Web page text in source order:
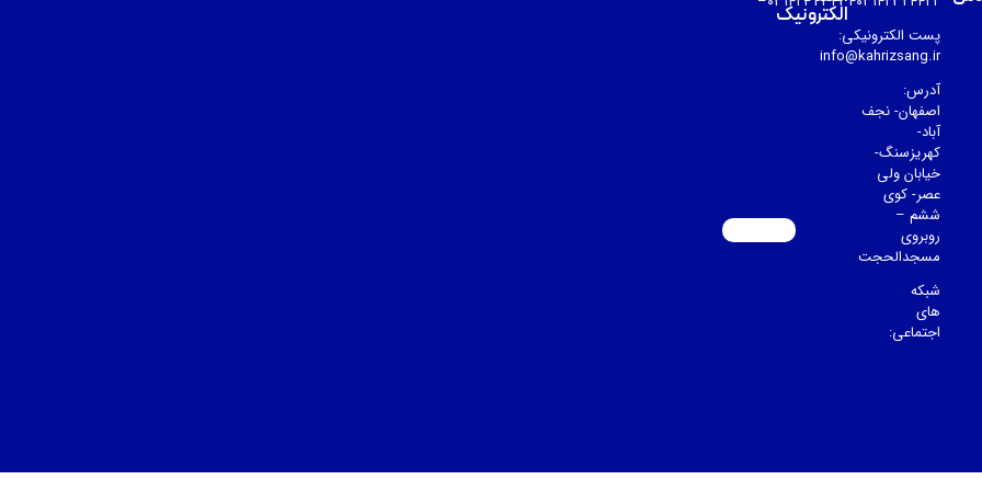
پست الکترونیکی:
info@kahrizsang.ir
آدرس:
اصفهان- نجف
آباد-
کهریزسنگ-
خیابان ولی
عصر- کوی
ششم –
روبروی
مسجدالحجت
شبکه
های
اجتماعی:
الکترونیک